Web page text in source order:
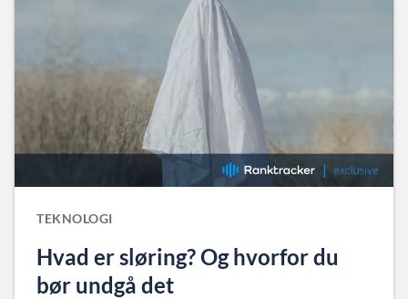
TEKNOLOGI
Hvad er sløring? Og hvorfor du
bør undgå det